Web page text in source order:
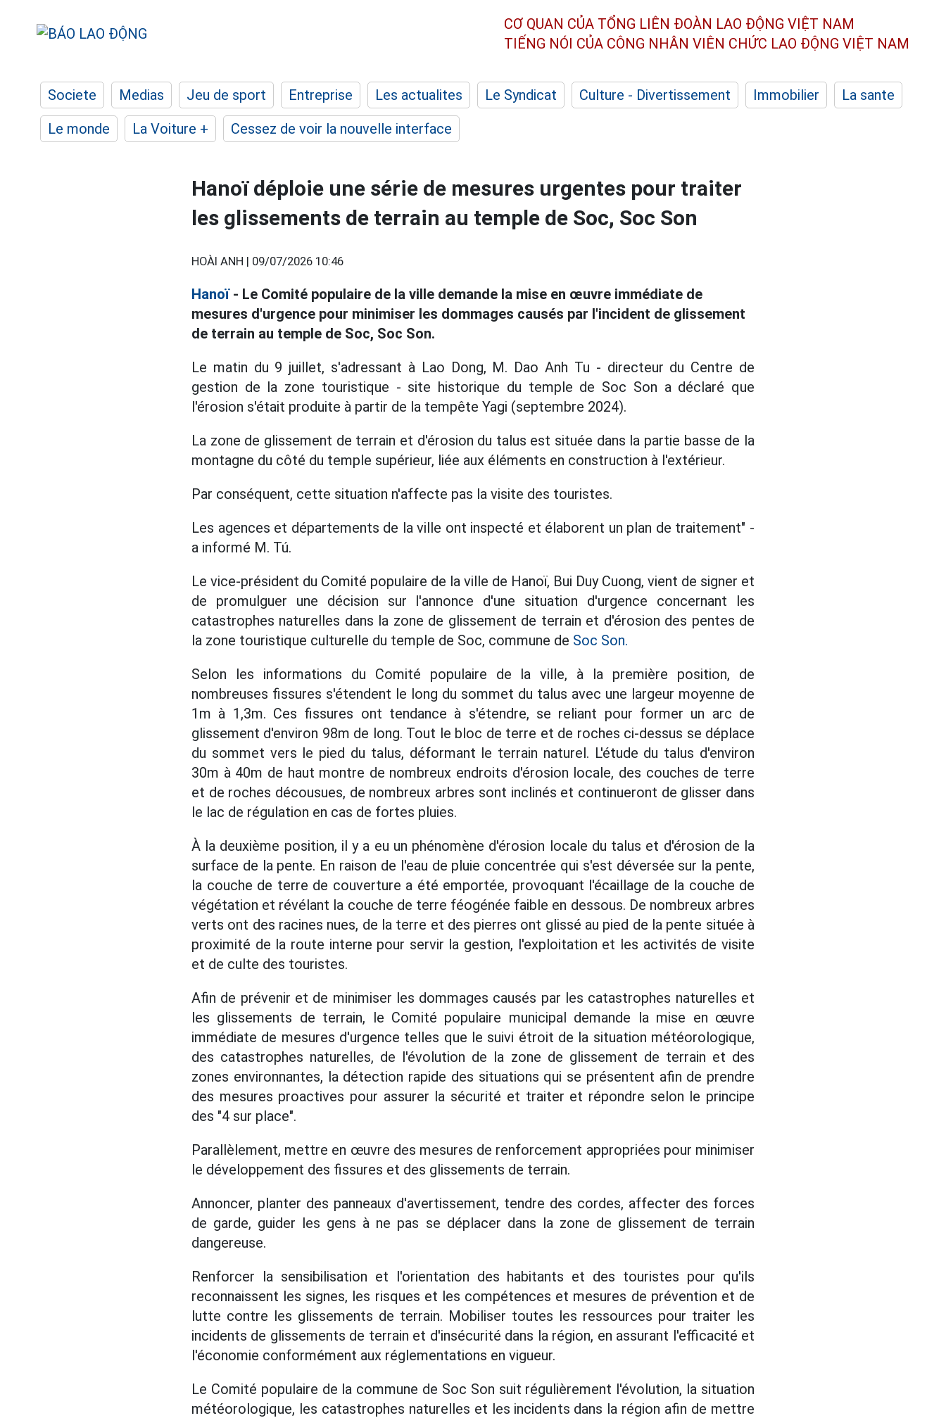
CƠ QUAN CỦA TỔNG LIÊN ĐOÀN LAO ĐỘNG VIỆT NAM
TIẾNG NÓI CỦA CÔNG NHÂN VIÊN CHỨC LAO ĐỘNG VIỆT NAM
Societe Medias Jeu de sport Entreprise Les actualites Le Syndicat Culture - Divertissement Immobilier
La sante
Le monde
La Voiture + Cessez de voir la nouvelle interface
Hanoï déploie une série de mesures urgentes pour traiter
les glissements de terrain au temple de Soc, Soc Son
HOÀI ANH | 09/07/2026 10:46
Hanoï- Le Comité populaire de la ville demande la mise en œuvre immédiate de
mesures d'urgence pour minimiser les dommages causés par l'incident de glissement
de terrain au temple de Soc, Soc Son.
Le matin du 9 juillet, s'adressant à Lao Dong, M. Dao Anh Tu - directeur du Centre de
gestion de la zone touristique - site historique du temple de Soc Son a déclaré que
l'érosion s'était produite à partir de la tempête Yagi (septembre 2024).
La zone de glissement de terrain et d'érosion du talus est située dans la partie basse de la
montagne du côté du temple supérieur, liée aux éléments en construction à l'extérieur.
Par conséquent, cette situation n'affecte pas la visite des touristes.
Les agences et départements de la ville ont inspecté et élaborent un plan de traitement" -
a informé M. Tú.
Le vice-président du Comité populaire de la ville de Hanoï, Bui Duy Cuong, vient de signer et
de promulguer une décision sur l'annonce d'une situation d'urgence concernant les
catastrophes naturelles dans la zone de glissement de terrain et d'érosion des pentes de
la zone touristique culturelle du temple de Soc, commune de Soc Son.
Selon les informations du Comité populaire de la ville, à la première position, de
nombreuses fissures s'étendent le long du sommet du talus avec une largeur moyenne de
1m à 1,3m. Ces fissures ont tendance à s'étendre, se reliant pour former un arc de
glissement d'environ 98m de long. Tout le bloc de terre et de roches ci-dessus se déplace
du sommet vers le pied du talus, déformant le terrain naturel. L'étude du talus d'environ
30m à 40m de haut montre de nombreux endroits d'érosion locale, des couches de terre
et de roches décousues, de nombreux arbres sont inclinés et continueront de glisser dans
le lac de régulation en cas de fortes pluies.
À la deuxième position, il y a eu un phénomène d'érosion locale du talus et d'érosion de la
surface de la pente. En raison de l'eau de pluie concentrée qui s'est déversée sur la pente,
la couche de terre de couverture a été emportée, provoquant l'écaillage de la couche de
végétation et révélant la couche de terre féogénée faible en dessous. De nombreux arbres
verts ont des racines nues, de la terre et des pierres ont glissé au pied de la pente située à
proximité de la route interne pour servir la gestion, l'exploitation et les activités de visite
et de culte des touristes.
Afin de prévenir et de minimiser les dommages causés par les catastrophes naturelles et
les glissements de terrain, le Comité populaire municipal demande la mise en œuvre
immédiate de mesures d'urgence telles que le suivi étroit de la situation météorologique,
des catastrophes naturelles, de l'évolution de la zone de glissement de terrain et des
zones environnantes, la détection rapide des situations qui se présentent afin de prendre
des mesures proactives pour assurer la sécurité et traiter et répondre selon le principe
des "4 sur place".
Parallèlement, mettre en œuvre des mesures de renforcement appropriées pour minimiser
le développement des fissures et des glissements de terrain.
Annoncer, planter des panneaux d'avertissement, tendre des cordes, affecter des forces
de garde, guider les gens à ne pas se déplacer dans la zone de glissement de terrain
dangereuse.
Renforcer la sensibilisation et l'orientation des habitants et des touristes pour qu'ils
reconnaissent les signes, les risques et les compétences et mesures de prévention et de
lutte contre les glissements de terrain. Mobiliser toutes les ressources pour traiter les
incidents de glissements de terrain et d'insécurité dans la région, en assurant l'efficacité et
l'économie conformément aux réglementations en vigueur.
Le Comité populaire de la commune de Soc Son suit régulièrement l'évolution, la situation
météorologique, les catastrophes naturelles et les incidents dans la région afin de mettre